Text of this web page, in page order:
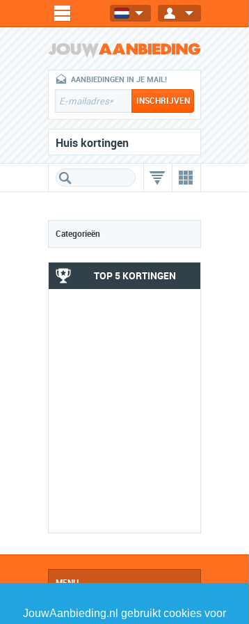
JouwAanbieding.nl gebruikt cookies voor
AANBIEDINGEN IN JE MAIL!
Huis kortingen
Categorieën
TOP 5 KORTINGEN
MENU
DAGAANBIEDINGEN